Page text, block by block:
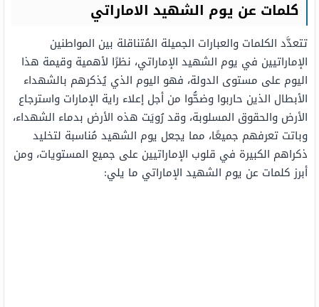
كلمات عن يوم الشهيد الاماراتي
تتعدَّد الكلمات والعبارات الجميلة المُتناقلة بين المواطنين
الإماراتيين في يوم الشهيد الإماراتي، نظرًا لأهمية وقيمة هذا
اليوم على مستوى الدولة، فهو اليوم الذي يُذكرهم بالشهداء
الأبطال الذين حاربوا وضحُّوا من أجل إعلاء راية الإمارات واسترجاع
الأرض والحقوق المسلوبة، وقد رُويَت هذه الأرض بدماء الشهداء،
وباتت تعرفهم جميعًا، مما يجعل يوم الشهيد مُناسبة لتخليد
ذكراهم الكبيرة في قلوب الإماراتيين على جميع المستويات، ومن
أبرز كلمات عن يوم الشهيد الإماراتي ما يلي: